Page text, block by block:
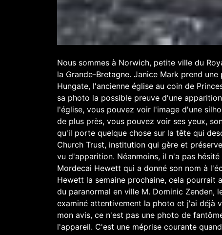
Nous sommes à Norwich, petite ville du
la Grande-Bretagne. Janice Mark prend
Hungate, l'ancienne église au coin de
sa photo la possible preuve d'une
l'église, vous pouvez voir l'image d'une
de plus près, vous pouvez voir ses yeux,
qu'il porte quelque chose sur la tête qui
Church Trust, institution qui gère et
vu d'apparition. Néanmoins, il n'a pas
Mordecai Hewett qui a donné son nom à
Hewett la semaine prochaine, cela pourrait
du paranormal en ville M. Dominic Zenden,
examiné attentivement la photo et j'ai déjà
mon avis, ce n'est pas une photo de
l'appareil. C'est une méprise courante